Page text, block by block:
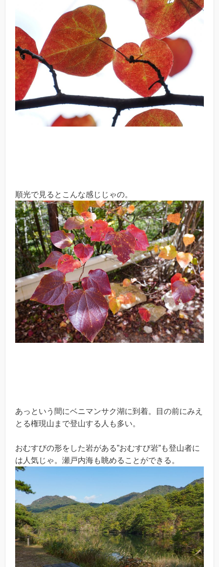
順光で見るとこんな感じじゃの。
あっという間にベニマンサク湖に到着。目の前にみえ
とる権現山まで登山する人も多い。
おむすびの形をした岩がある”おむすび岩”も登山者に
は人気じゃ。瀬戸内海も眺めることができる。